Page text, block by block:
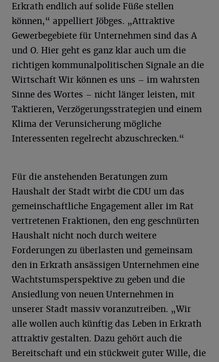
Erkrath endlich auf solide Füße stellen
können,“ appelliert Jöbges. „Attraktive
Gewerbegebiete für Unternehmen sind das A
und O. Hier geht es ganz klar auch um die
richtigen kommunalpolitischen Signale an die
Wirtschaft Wir können es uns – im wahrsten
Sinne des Wortes – nicht länger leisten, mit
Taktieren, Verzögerungsstrategien und einem
Klima der Verunsicherung mögliche
Interessenten regelrecht abzuschrecken.“
Für die anstehenden Beratungen zum
Haushalt der Stadt wirbt die CDU um das
gemeinschaftliche Engagement aller im Rat
vertretenen Fraktionen, den eng geschnürten
Haushalt nicht noch durch weitere
Forderungen zu überlasten und gemeinsam
den in Erkrath ansässigen Unternehmen eine
Wachtstumsperspektive zu geben und die
Ansiedlung von neuen Unternehmen in
unserer Stadt massiv voranzutreiben. „Wir
alle wollen auch künftig das Leben in Erkrath
attraktiv gestalten. Dazu gehört auch die
Bereitschaft und ein stückweit guter Wille, die